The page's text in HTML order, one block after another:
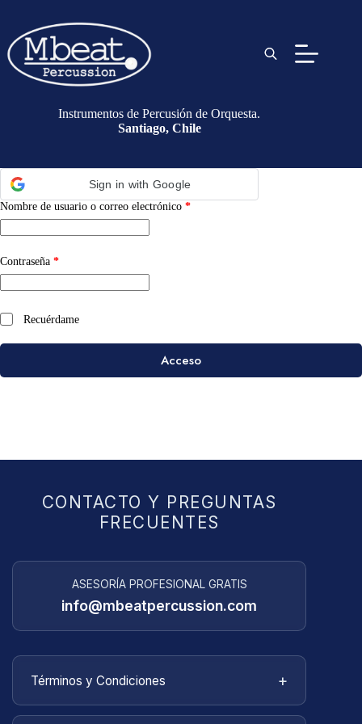
Instrumentos de Percusión de Orquesta.
Santiago, Chile
Sign in with Google
Nombre de usuario o correo electrónico *
Contraseña *
Recuérdame
Acceso
CONTACTO Y PREGUNTAS
FRECUENTES
ASESORÍA PROFESIONAL GRATIS
info@mbeatpercussion.com
Términos y Condiciones +
Bienvenido aMBEATPERCUSSION. Estos